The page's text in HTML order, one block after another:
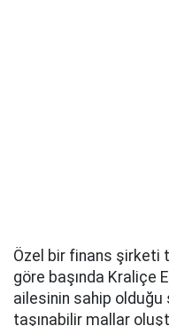
Özel bir finans şirketi
göre başında Kraliçe
ailesinin sahip olduğu
taşınabilir mallar